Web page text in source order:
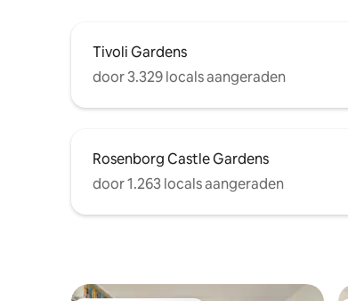
Tivoli Gardens
door 3.329 locals aangeraden
Rosenborg Castle Gardens
door 1.263 locals aangeraden